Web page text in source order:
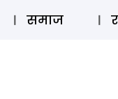
लॉग इन
समाज